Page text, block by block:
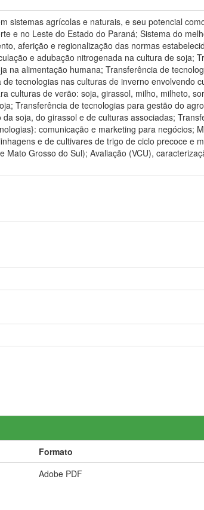
sistemas agrícolas e naturais, e seu potencial
e no Leste do Estado do Paraná; Sistema do
aferição e regionalização das normas
e adubação nitrogenada na cultura de soja;
na alimentação humana; Transferência de
tecnologias nas culturas de inverno envolvendo
culturas de verão: soja, girassol, milho, milheto,
Transferência de tecnologias para gestão do
soja, do girassol e de culturas associadas;
comunicação e marketing para negócios;
e de cultivares de trigo de ciclo precoce e
Grosso do Sul); Avaliação (VCU),
Formato
Adobe PDF